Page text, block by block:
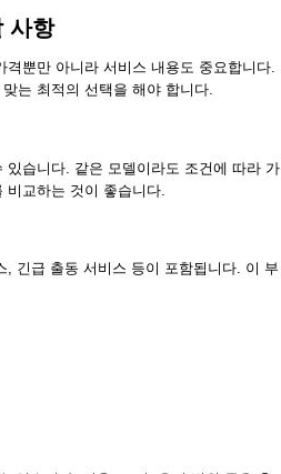
사항
뿐만 아니라 서비스 내용도 중요합니다.
는 최적의 선택을 해야 합니다.
있습니다. 같은 모델이라도 조건에 따라 가
교하는 것이 좋습니다.
, 긴급 출동 서비스 등이 포함됩니다. 이 부